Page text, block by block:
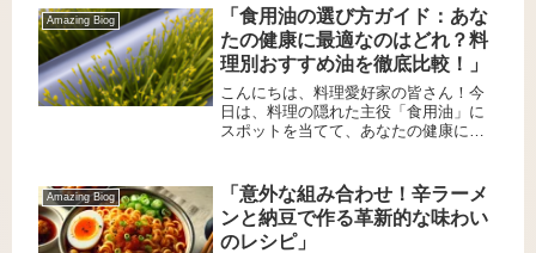
や世界についての深い洞察を含む言葉
のことです。これらの言葉は、何世紀
に...
Amazing Biog
「食用油の選び方ガイド：あな
たの健康に最適なのはどれ？料
理別おすすめ油を徹底比較！」
こんにちは、料理愛好家の皆さん！今
日は、料理の隠れた主役「食用油」に
スポットを当てて、あなたの健康に最
それぞれの特性を理解して、あなたの
キッチンに最適な一本を見つけましょ
う...
Amazing Biog
「意外な組み合わせ！辛ラーメ
ンと納豆で作る革新的な味わい
のレシピ」